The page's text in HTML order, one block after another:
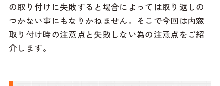
の取り付けに失敗すると場合によっては取り返しの
つかない事にもなりかねません。そこで今回は内窓
取り付け時の注意点と失敗しない為の注意点をご紹
介します。